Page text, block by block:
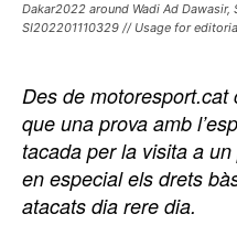
Dakar2022 around Wadi Ad
SI202201110329 // Usage for
Des de
que una prova amb
tacada per la visita a
en especial els drets
atacats dia rere dia.